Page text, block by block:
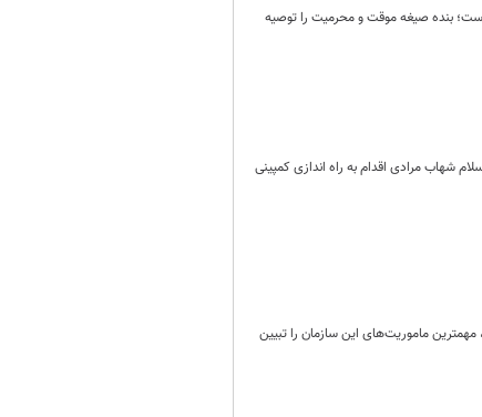
بنده صیغه موقت و محرمیت را توصیه
مجازی، حجت الاسلام شهاب مرادی اقدام به راه اندازی کمپینی
ماموریت‌های این سازمان را تبیین